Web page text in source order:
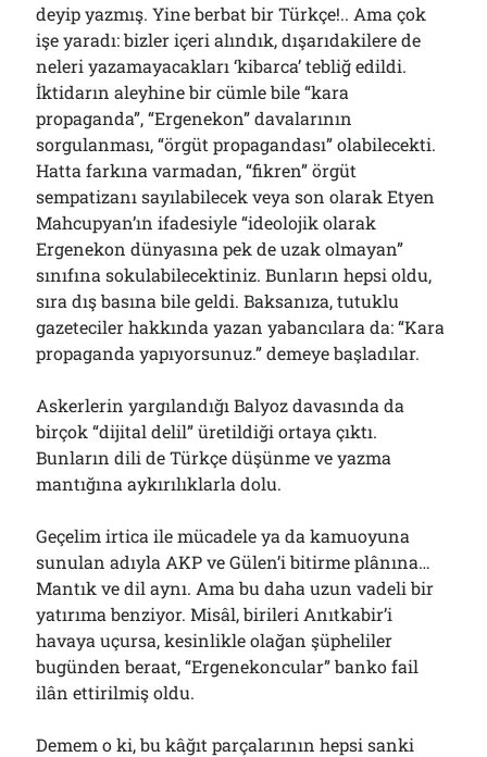
deyip yazmış. Yine berbat bir Türkçe!.. Ama çok
işe yaradı: bizler içeri alındık, dışarıdakilere de
neleri yazamayacakları ‘kibarca’ tebliğ edildi.
İktidarın aleyhine bir cümle bile “kara
propaganda”, “Ergenekon” davalarının
sorgulanması, “örgüt propagandası” olabilecekti.
Hatta farkına varmadan, “fikren” örgüt
sempatizanı sayılabilecek veya son olarak Etyen
Mahcupyan’ın ifadesiyle “ideolojik olarak
Ergenekon dünyasına pek de uzak olmayan”
sınıfına sokulabilecektiniz. Bunların hepsi oldu,
sıra dış basına bile geldi. Baksanıza, tutuklu
gazeteciler hakkında yazan yabancılara da: “Kara
propaganda yapıyorsunuz.” demeye başladılar.
Askerlerin yargılandığı Balyoz davasında da
birçok “dijital delil” üretildiği ortaya çıktı.
Bunların dili de Türkçe düşünme ve yazma
mantığına aykırılıklarla dolu.
Geçelim irtica ile mücadele ya da kamuoyuna
sunulan adıyla AKP ve Gülen’i bitirme plânına…
Mantık ve dil aynı. Ama bu daha uzun vadeli bir
yatırıma benziyor. Misâl, birileri Anıtkabir’i
havaya uçursa, kesinlikle olağan şüpheliler
bugünden beraat, “Ergenekoncular” banko fail
ilân ettirilmiş oldu.
Demem o ki, bu kâğıt parçalarının hepsi sanki